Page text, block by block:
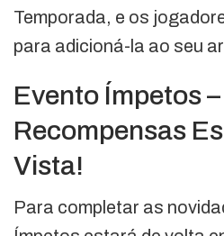
Temporada, e os
para adicioná-la ao seu
Evento Ímpetos –
Recompensas
Vista!
Para completar as